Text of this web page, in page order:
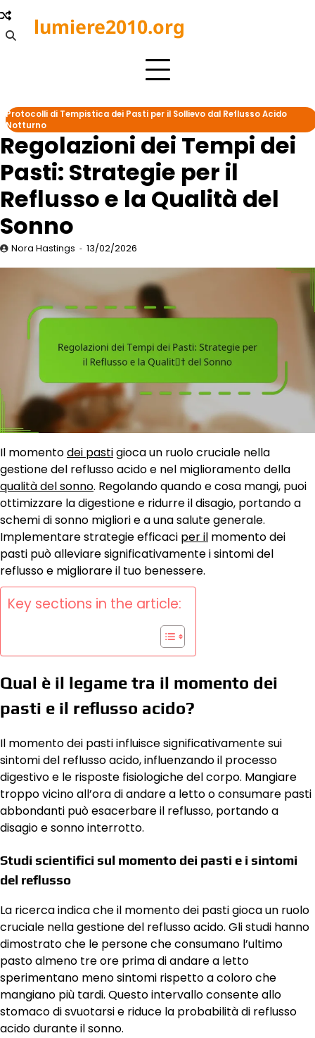
Skip
to
content
lumiere2010.org
Protocolli di Tempistica dei Pasti per il Sollievo dal Reflusso Acido
Notturno
Regolazioni dei Tempi dei
Pasti: Strategie per il
Reflusso e la Qualità del
Sonno
Nora Hastings 13/02/2026
Il momentodei pastigioca un ruolo cruciale nella
gestione del reflusso acido e nel miglioramento della
qualità del sonno. Regolando quando e cosa mangi, puoi
ottimizzare la digestione e ridurre il disagio, portando a
schemi di sonno migliori e a una salute generale.
Implementare strategie efficaci per il momento dei
pasti può alleviare significativamente i sintomi del
reflusso e migliorare il tuo benessere.
Key sections in the article:
Qual è il legame tra il momento dei
pasti e il reflusso acido?
Il momento dei pasti influisce significativamente sui
sintomi del reflusso acido, influenzando il processo
digestivo e le risposte fisiologiche del corpo. Mangiare
troppo vicino all’ora di andare a letto o consumare pasti
abbondanti può esacerbare il reflusso, portando a
disagio e sonno interrotto.
Studi scientifici sul momento dei pasti e i sintomi
del reflusso
La ricerca indica che il momento dei pasti gioca un ruolo
cruciale nella gestione del reflusso acido. Gli studi hanno
dimostrato che le persone che consumano l’ultimo
pasto almeno tre ore prima di andare a letto
sperimentano meno sintomi rispetto a coloro che
mangiano più tardi. Questo intervallo consente allo
stomaco di svuotarsi e riduce la probabilità di reflusso
acido durante il sonno.